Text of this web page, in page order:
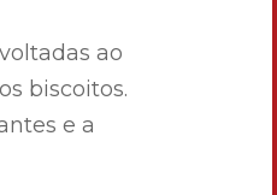
ao
biscoitos.
e a